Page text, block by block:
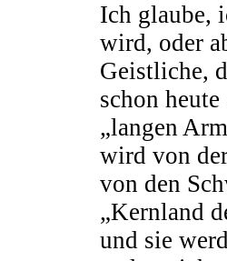
Ich glaube,
wird, oder
Geistliche,
schon
„langen
wird von
von den
„Kernland
und sie